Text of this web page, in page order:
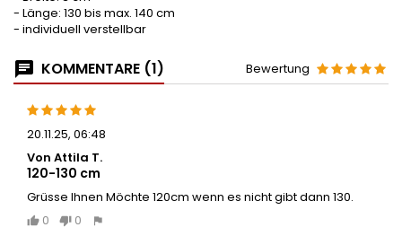
- Länge: 130 bis max. 140 cm
- individuell verstellbar
KOMMENTARE (1) Bewertung
20.11.25, 06:48
Von Attila T.
120-130 cm
Grüsse Ihnen Möchte 120cm wenn es nicht gibt dann 130.
0
0